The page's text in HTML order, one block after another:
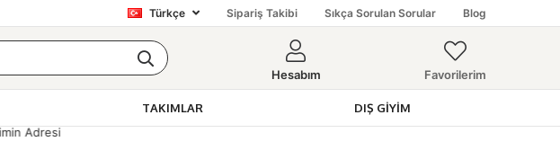
Türkçe Sipariş Takibi Sıkça Sorulan Sorular Blog
Hesabım Favorilerim
TAKIMLAR
DIŞ GIYIM